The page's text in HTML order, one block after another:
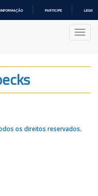
PARTICIPE
os direitos reservados.